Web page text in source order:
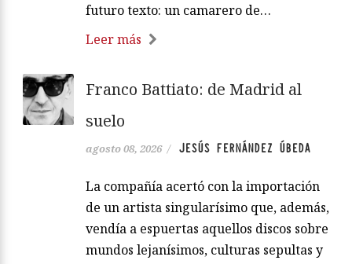
futuro texto: un camarero de…
Leer más
Franco Battiato: de Madrid al
suelo
agosto 08, 2026 / JESÚS FERNÁNDEZ ÚBEDA
La compañía acertó con la importación
de un artista singularísimo que, además,
vendía a espuertas aquellos discos sobre
mundos lejanísimos, culturas sepultas y